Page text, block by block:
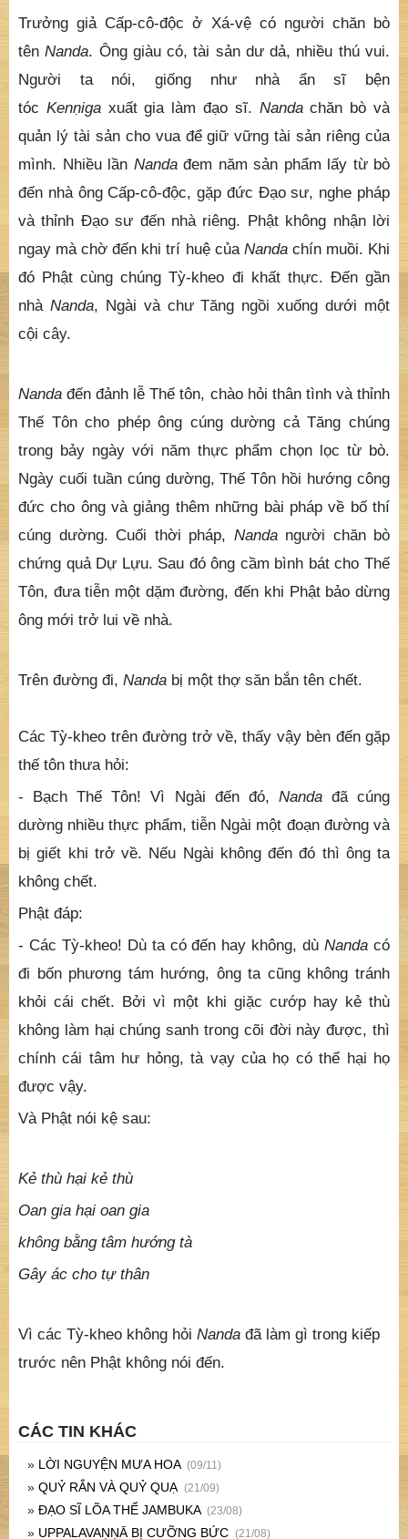
Trưởng giả Cấp-cô-độc ở Xá-vệ có người chăn bò
tênNanda. Ông giàu có, tài sản dư dả, nhiều thú vui.
Người ta nói, giống như nhà ẩn sĩ bện
tóc Kenṇigaxuất gia làm đạo sĩ. Nandachăn bò và
quản lý tài sản cho vua để giữ vững tài sản riêng của
mình. Nhiều lần Nandađem năm sản phẩm lấy từ bò
đến nhà ông Cấp-cô-độc, gặp đức Ðạo sư, nghe pháp
và thỉnh Ðạo sư đến nhà riêng. Phật không nhận lời
ngay mà chờ đến khi trí huệ của Nandachín muồi. Khi
đó Phật cùng chúng Tỳ-kheo đi khất thực. Ðến gần
nhà Nanda, Ngài và chư Tăng ngồi xuống dưới một
cội cây.
Nandađến đảnh lễ Thế tôn, chào hỏi thân tình và thỉnh
Thế Tôn cho phép ông cúng dường cả Tăng chúng
trong bảy ngày với năm thực phẩm chọn lọc từ bò.
Ngày cuối tuần cúng dường, Thế Tôn hồi hướng công
đức cho ông và giảng thêm những bài pháp về bố thí
cúng dường. Cuối thời pháp, Nanda người chăn bò
chứng quả Dự Lựu. Sau đó ông cầm bình bát cho Thế
Tôn, đưa tiễn một dặm đường, đến khi Phật bảo dừng
ông mới trở lui về nhà.
Trên đường đi, Nanda bị một thợ săn bắn tên chết.
Các Tỳ-kheo trên đường trở về, thấy vậy bèn đến gặp
thế tôn thưa hỏi:
- Bạch Thế Tôn! Vì Ngài đến đó, Nanda đã cúng
dường nhiều thực phẩm, tiễn Ngài một đoạn đường và
bị giết khi trở về. Nếu Ngài không đến đó thì ông ta
không chết.
Phật đáp:
- Các Tỳ-kheo! Dù ta có đến hay không, dùNandacó
đi bốn phương tám hướng, ông ta cũng không tránh
khỏi cái chết. Bởi vì một khi giặc cướp hay kẻ thù
không làm hại chúng sanh trong cõi đời này được, thì
chính cái tâm hư hỏng, tà vạy của họ có thể hại họ
được vậy.
Và Phật nói kệ sau:
Kẻ thù hại kẻ thù
Oan gia hại oan gia
không bằng tâm hướng tà
Gây ác cho tự thân
Vì các Tỳ-kheo không hỏi Nanda đã làm gì trong kiếp
trước nên Phật không nói đến.
CÁC TIN KHÁC
» LỜI NGUYỆN MƯA HOA (09/11)
» QUỶ RẮN VÀ QUỶ QUẠ (21/09)
» ĐẠO SĨ LÕA THỂ JAMBUKA (23/08)
» UPPALAVAṆṆĀ BỊ CƯỠNG BỨC (21/08)